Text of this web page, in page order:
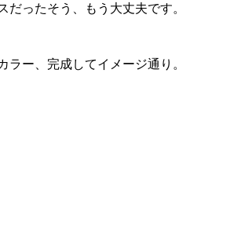
ったそう、もう大丈夫です。
ー、完成してイメージ通り。